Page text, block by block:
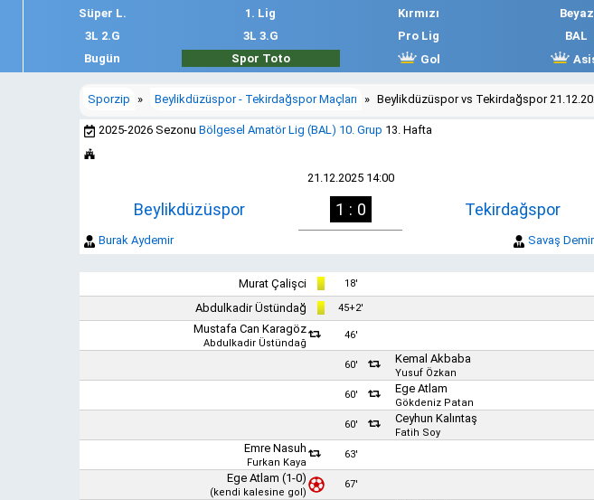
Süper L. 1. Lig Kırmızı Beyaz
3L 2.G
3L 3.G Pro Lig BAL
Bugün
Spor Toto Gol
Sporzip » Beylikdüzüspor - Tekirdağspor Maçları » Beylikdüzüspor vs Tekirdağspor
2025-2026 Sezonu Bölgesel Amatör Lig (BAL) 10. Grup 13. Hafta
21.12.2025 14:00
Beylikdüzüspor 1 : 0 Tekirdağspor
Burak Aydemir Savaş
Murat Çalişci 18'
Abdulkadir Üstündağ 45+2'
Mustafa Can Karagöz
Abdulkadir Üstündağ
46'
60' Kemal Akbaba
Yusuf Özkan
60'
Ege Atlam
Gökdeniz Patan
60'
Ceyhun Kalıntaş
Fatih Soy
Emre Nasuh
Furkan Kaya
63'
Ege Atlam (1-0)
(kendi kalesine gol)
67'